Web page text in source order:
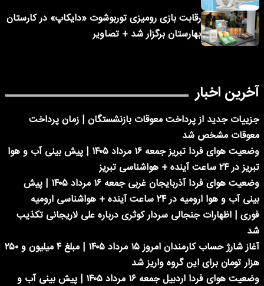
رقابت بازی رومیزی توربوشوت «دایکاپ» در کارستان
بهارستان برگزار شد + تصاویر
آخرین اخبار
جزییات جدید از پرداخت معوقات بازنشستگان | زمان پرداخت
معوقات مشخص شد
وضعیت هوای فردا تبریز جمعه ۱۶ مرداد ۱۴۰۵ | پیش بینی آب و هوا
تبریز در ۲۴ ساعت آینده + هواشناسی تبریز
وضعیت هوای فردا آذربایجان غربی جمعه ۱۶ مرداد ۱۴۰۵ | پیش
بینی آب و هوا ارومیه در ۲۴ ساعت آینده + هواشناسی ارومیه
فوری | اظهارات جنجالی سردار کوثری درباره علی لاریجانی تکذیب
شد
آغاز شارژ حساب کارمندان امروز ۱۵ مرداد ۱۴۰۵ | مبلغ ۴ میلیون و ۲۵۰
هزار تومان برای این گروه واریز شد
وضعیت هوای فردا اردبیل جمعه ۱۶ مرداد ۱۴۰۵ | پیش بینی آب و